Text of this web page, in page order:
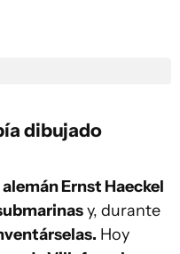
dibujado
Ernst Haeckel
y, durante
Hoy